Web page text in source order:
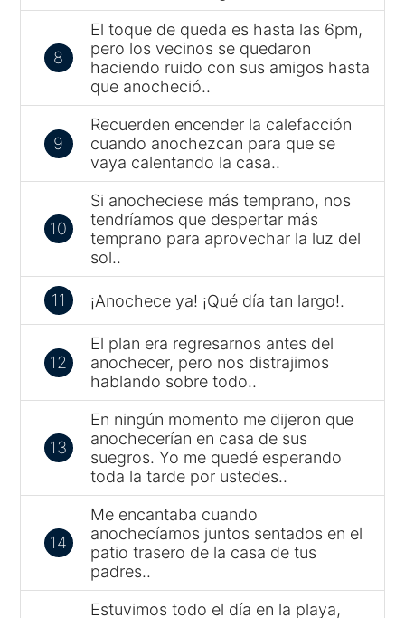
8
El toque de queda es hasta las 6pm,
pero los vecinos se quedaron
haciendo ruido con sus amigos hasta
que anocheció..
9
Recuerden encender la calefacción
cuando anochezcan para que se
vaya calentando la casa..
10
Si anocheciese más temprano, nos
tendríamos que despertar más
temprano para aprovechar la luz del
sol..
11 ¡Anochece ya! ¡Qué día tan largo!.
12
El plan era regresarnos antes del
anochecer, pero nos distrajimos
hablando sobre todo..
13
En ningún momento me dijeron que
anochecerían en casa de sus
suegros. Yo me quedé esperando
toda la tarde por ustedes..
14
Me encantaba cuando
anochecíamos juntos sentados en el
patio trasero de la casa de tus
padres..
Estuvimos todo el día en la playa,